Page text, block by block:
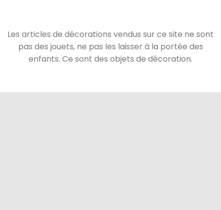
Les articles de décorations vendus sur ce site ne sont
pas des jouets, ne pas les laisser à la portée des
enfants. Ce sont des objets de décoration.